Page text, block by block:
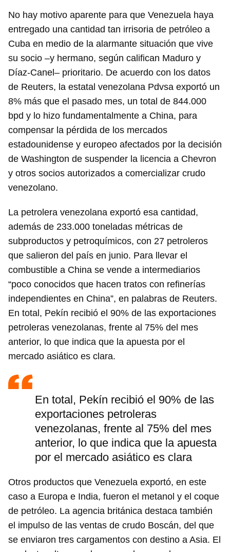
No hay motivo aparente para que Venezuela haya
entregado una cantidad tan irrisoria de petróleo a
Cuba en medio de la alarmante situación que vive
su socio –y hermano, según califican Maduro y
Díaz-Canel– prioritario. De acuerdo con los datos
de Reuters, la estatal venezolana Pdvsa exportó un
8% más que el pasado mes, un total de 844.000
bpd y lo hizo fundamentalmente a China, para
compensar la pérdida de los mercados
estadounidense y europeo afectados por la decisión
de Washington de suspender la licencia a Chevron
y otros socios autorizados a comercializar crudo
venezolano.
La petrolera venezolana exportó esa cantidad,
además de 233.000 toneladas métricas de
subproductos y petroquímicos, con 27 petroleros
que salieron del país en junio. Para llevar el
combustible a China se vende a intermediarios
“poco conocidos que hacen tratos con refinerías
independientes en China”, en palabras de Reuters.
En total, Pekín recibió el 90% de las exportaciones
petroleras venezolanas, frente al 75% del mes
anterior, lo que indica que la apuesta por el
mercado asiático es clara.
En total, Pekín recibió el 90% de las
exportaciones petroleras
venezolanas, frente al 75% del mes
anterior, lo que indica que la apuesta
por el mercado asiático es clara
Otros productos que Venezuela exportó, en este
caso a Europa e India, fueron el metanol y el coque
de petróleo. La agencia británica destaca también
el impulso de las ventas de crudo Boscán, del que
se enviaron tres cargamentos con destino a Asia. El